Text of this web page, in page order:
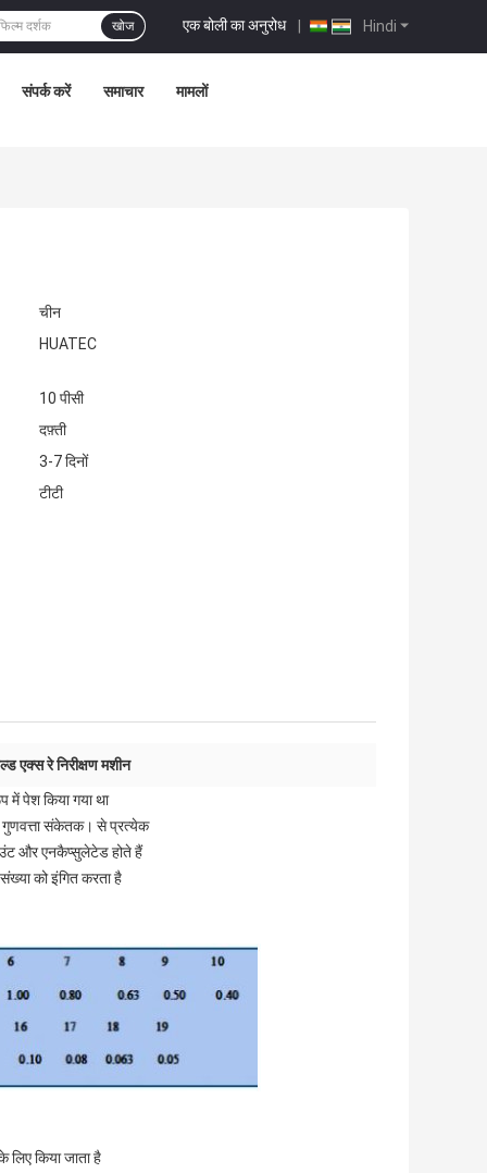
Hindi
एक बोली का अनुरोध |
खोज
संपर्क करें समाचार मामलों
चीन
HUATEC
10 पीसी
दफ़्ती
3-7 दिनों
टीटी
एक्स रे निरीक्षण मशीन
पेश किया गया था
संकेतक। से प्रत्येक
और एनकैप्सुलेटेड होते हैं
संख्या को इंगित करता है
किया जाता है